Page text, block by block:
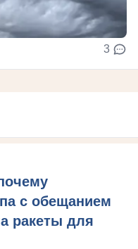
3
с обещанием
ракеты для